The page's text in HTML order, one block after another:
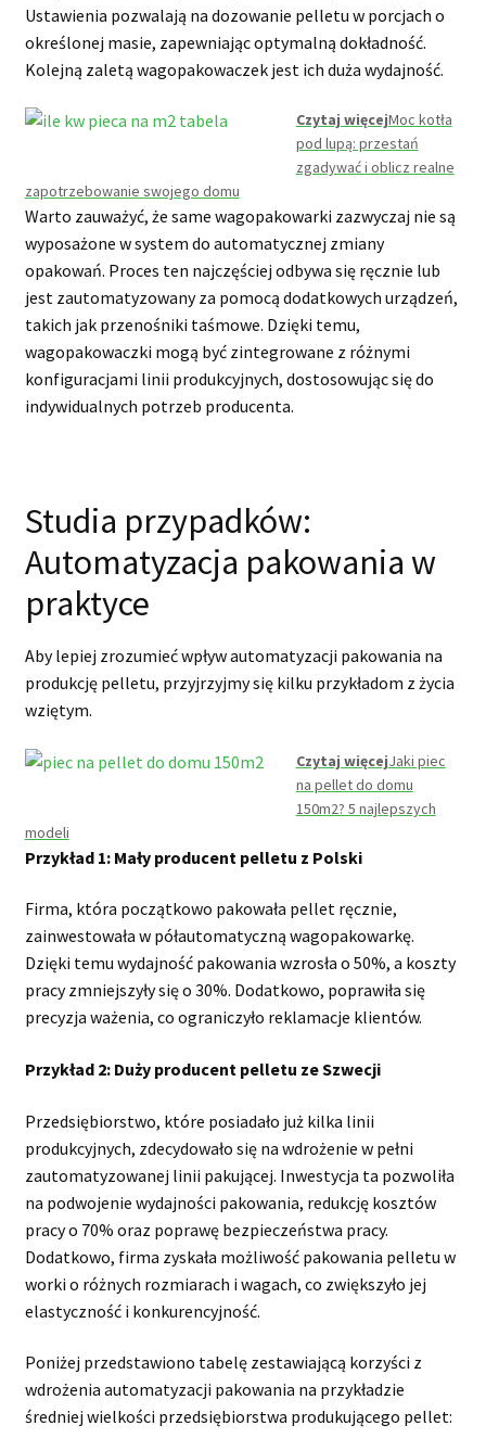
Ustawienia pozwalają na dozowanie pelletu w porcjach o
określonej masie, zapewniając optymalną dokładność.
Kolejną zaletą wagopakowaczek jest ich duża wydajność.
Czytaj więcejMoc kotła
pod lupą: przestań
zgadywać i oblicz realne
zapotrzebowanie swojego domu
Warto zauważyć, że same wagopakowarki zazwyczaj nie są
wyposażone w system do automatycznej zmiany
opakowań. Proces ten najczęściej odbywa się ręcznie lub
jest zautomatyzowany za pomocą dodatkowych urządzeń,
takich jak przenośniki taśmowe. Dzięki temu,
wagopakowaczki mogą być zintegrowane z różnymi
konfiguracjami linii produkcyjnych, dostosowując się do
indywidualnych potrzeb producenta.
Studia przypadków:
Automatyzacja pakowania w
praktyce
Aby lepiej zrozumieć wpływ automatyzacji pakowania na
produkcję pelletu, przyjrzyjmy się kilku przykładom z życia
wziętym.
Czytaj więcejJaki piec
na pellet do domu
150m2? 5 najlepszych
modeli
Przykład 1: Mały producent pelletu z Polski
Firma, która początkowo pakowała pellet ręcznie,
zainwestowała w półautomatyczną wagopakowarkę.
Dzięki temu wydajność pakowania wzrosła o 50%, a koszty
pracy zmniejszyły się o 30%. Dodatkowo, poprawiła się
precyzja ważenia, co ograniczyło reklamacje klientów.
Przykład 2: Duży producent pelletu ze Szwecji
Przedsiębiorstwo, które posiadało już kilka linii
produkcyjnych, zdecydowało się na wdrożenie w pełni
zautomatyzowanej linii pakującej. Inwestycja ta pozwoliła
na podwojenie wydajności pakowania, redukcję kosztów
pracy o 70% oraz poprawę bezpieczeństwa pracy.
Dodatkowo, firma zyskała możliwość pakowania pelletu w
worki o różnych rozmiarach i wagach, co zwiększyło jej
elastyczność i konkurencyjność.
Poniżej przedstawiono tabelę zestawiającą korzyści z
wdrożenia automatyzacji pakowania na przykładzie
średniej wielkości przedsiębiorstwa produkującego pellet: